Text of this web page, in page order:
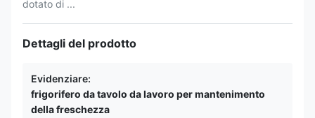
dotato di ...
Dettagli del prodotto
Evidenziare:
frigorifero da tavolo da lavoro per mantenimento
della freschezza